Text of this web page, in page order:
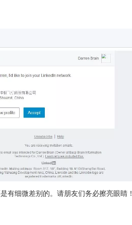
有细微差别的。请朋友们务必擦亮眼睛！